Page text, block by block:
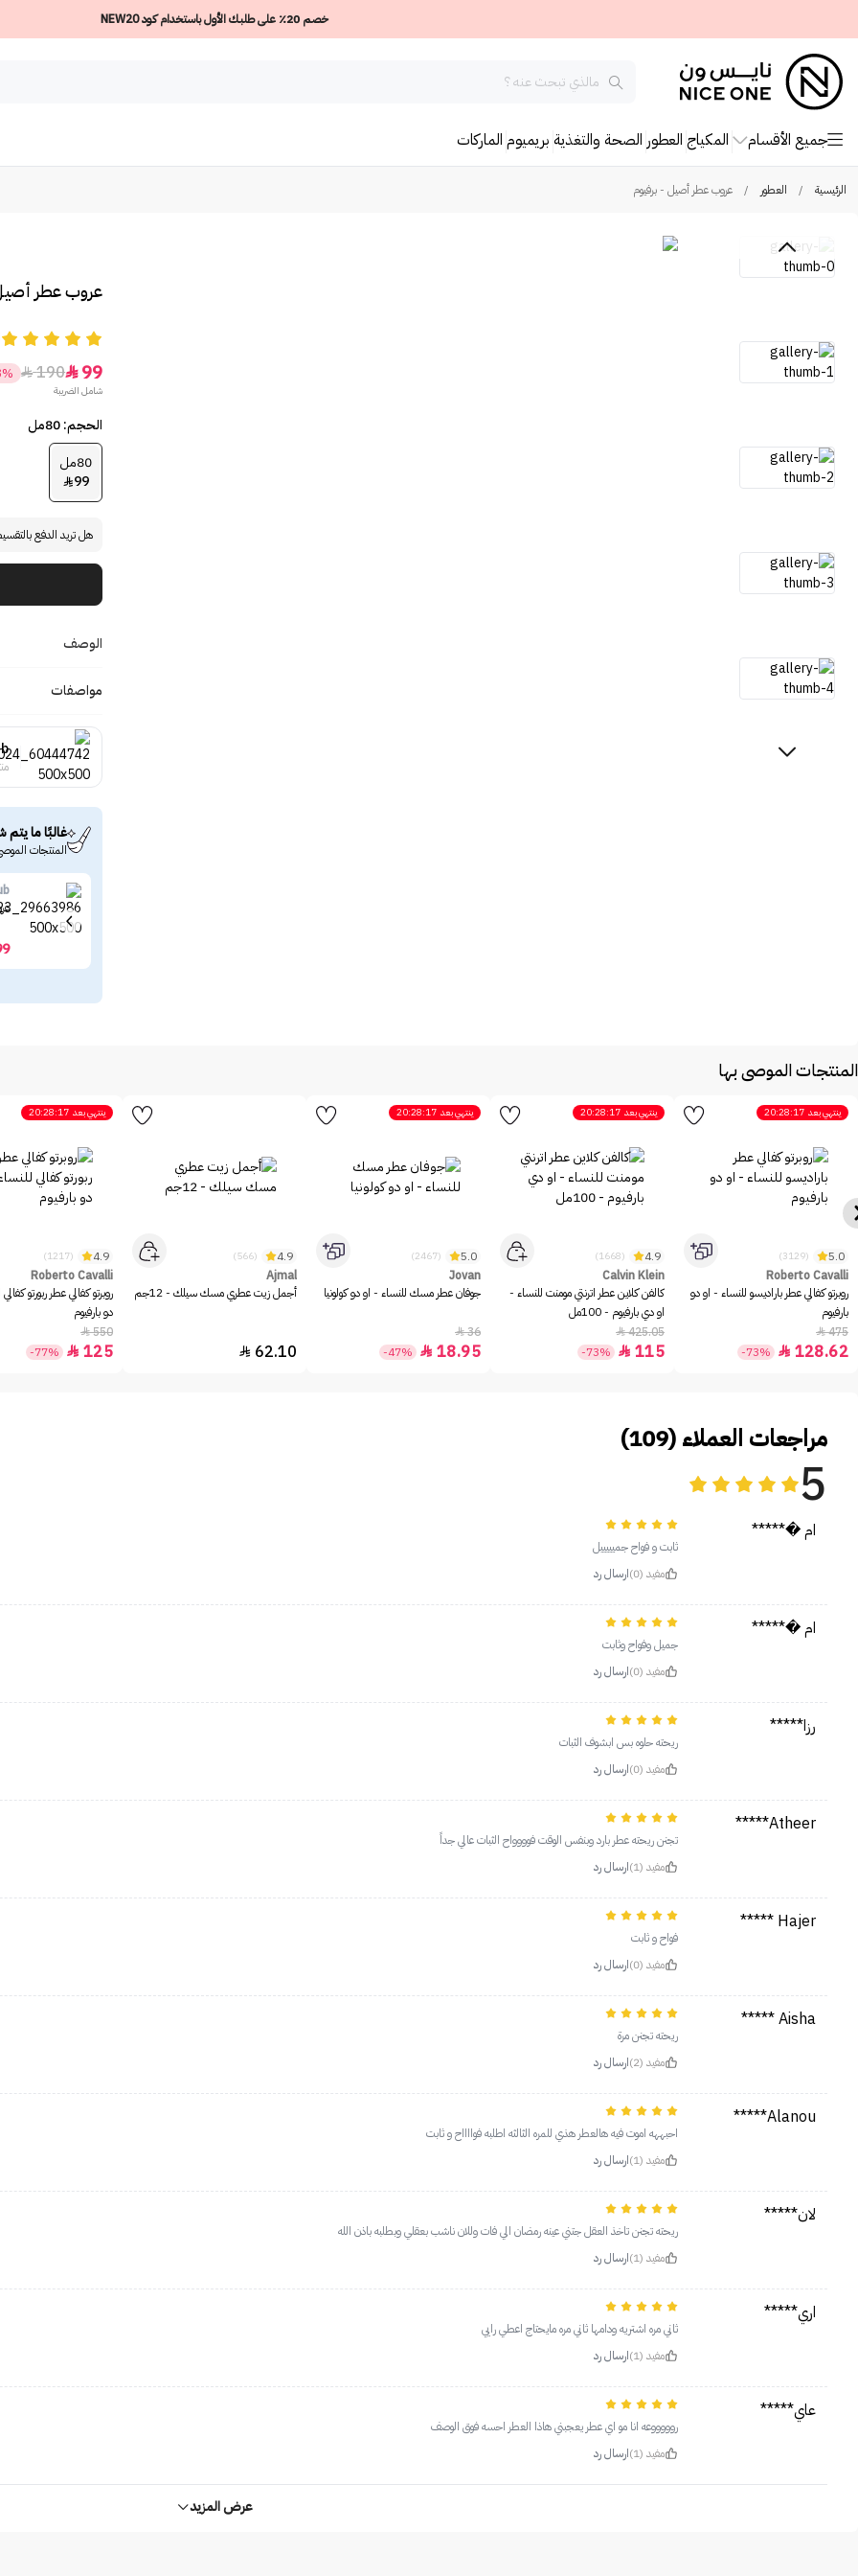
خصم 20٪ على طلبك الأول باستخدام كود NEW20
جميع الأقسام المكياج العطور الصحة والتغذية بريميوم الماركات
الرئيسية / العطور / عروب عطر أصيل - برفيوم
عروب عطر
99

190

شامل الضريبة
الحجم: 80مل
80مل
99

هل تريد الدفع
الوصف
مواصفات
غالبًا ما يتم
المنتجات
المنتجات الموصى بها
ينتهي بعد 20:28:17
5.0
(3129)
Roberto Cavalli
روبرتو كفالي عطر باراديسو للنساء - او دو
بارفيوم
475

128.62

-73%
ينتهي بعد 20:28:17
4.9
(1668)
Calvin Klein
كالفن كلاين عطر اترنتي مومنت للنساء -
او دي بارفيوم - 100مل
425.05

115

-73%
ينتهي بعد 20:28:17
5.0
(2467)
Jovan
جوفان عطر مسك للنساء - او دو كولونيا
36

18.95

-47%
4.9
(566)
Ajmal
أجمل زيت عطري مسك سيلك - 12جم
62.10

ينتهي بعد 20:28:17
4.9
(1217)
Roberto Cavalli
روبرتو كفالي عطر ربورتو
دو بارفيوم
550

125

-77%
مراجعات العملاء (109)
5
ام �*****
ثابت و فواح جميييييل
مفيد (0)
ارسال رد
ام �*****
جميل وفواح وثابت
مفيد (0)
ارسال رد
رزا*****
ريحته حلوه بس ابشوف الثبات
مفيد (0)
ارسال رد
Atheer*****
تجنن ريحته عطر بارد وبنفس الوقت فوووواح الثبات عالي جداً
مفيد (1)
ارسال رد
Hajer *****
فواح و ثابت
مفيد (0)
ارسال رد
Aisha *****
ريحته تجنن مرة
مفيد (2)
ارسال رد
Alanou*****
احبههه اموت فيه هالعطر هذي للمره الثالثه اطلبه فوااااح و ثابت
مفيد (1)
ارسال رد
لان*****
ريحته تجنن تاخذ العقل جتني عينه رمضان الي فات وللان ناشب بعقلي وبطلبه باذن الله
مفيد (1)
ارسال رد
اري*****
ثاني مره اشتريه ودامها ثاني مره مايحتاج اعطي رايي
مفيد (1)
ارسال رد
عاي*****
روووووعه انا مو اي عطر يعجبني هاذا العطر احسه فوق الوصف
مفيد (1)
ارسال رد
عرض المزيد